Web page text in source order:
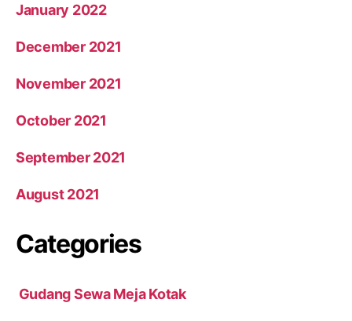
January 2022
December 2021
November 2021
October 2021
September 2021
August 2021
Categories
Gudang Sewa Meja Kotak